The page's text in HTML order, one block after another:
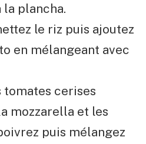
plancha.
le riz puis ajoutez
en mélangeant avec
tomates cerises
mozzarella et les
puis mélangez